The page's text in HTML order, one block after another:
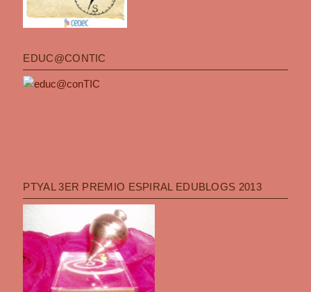
EDUC@CONTIC
PTYAL 3ER PREMIO ESPIRAL EDUBLOGS 2013